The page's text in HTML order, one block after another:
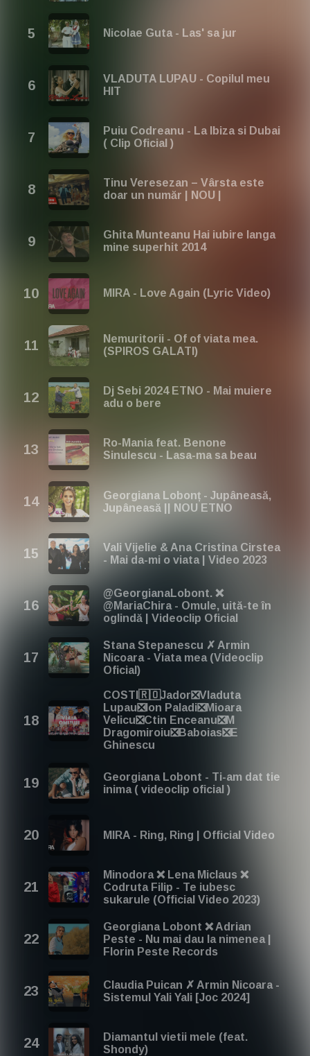
Nicolae Guta - Las' sa jur
VLADUTA LUPAU - Copilul meu
HIT
Puiu Codreanu - La Ibiza si Dubai
( Clip Oficial )
Tinu Veresezan – Vârsta este
doar un număr | NOU |
Ghita Munteanu Hai iubire langa
mine superhit 2014
MIRA - Love Again (Lyric Video)
Nemuritorii - Of of viata mea.
(SPIROS GALATI)
Dj Sebi 2024 ETNO - Mai muiere
adu o bere
Ro-Mania feat. Benone
Sinulescu - Lasa-ma sa beau
Georgiana Lobonț - Jupâneasă,
Jupâneasă || NOU ETNO
Vali Vijelie & Ana Cristina Cirstea
- Mai da-mi o viata | Video 2023
@GeorgianaLobont. ❌
@MariaChira - Omule, uită-te în
oglindă | Videoclip Oficial
Stana Stepanescu ✗ Armin
Nicoara - Viata mea (Videoclip
Oficial)
COSTI🇷🇴Jador❎Vladuta
Lupau❎Ion Paladi❎Mioara
Velicu❎Ctin Enceanu❎M
Dragomiroiu❎Baboias❎E
Ghinescu
Georgiana Lobont - Ti-am dat tie
inima ( videoclip oficial )
MIRA - Ring, Ring | Official Video
Minodora ❌ Lena Miclaus ❌
Codruta Filip - Te iubesc
sukarule (Official Video 2023)
Georgiana Lobont ❌ Adrian
Peste - Nu mai dau la nimenea |
Florin Peste Records
Claudia Puican ✗ Armin Nicoara -
Sistemul Yali Yali [Joc 2024]
Diamantul vietii mele (feat.
Shondy)